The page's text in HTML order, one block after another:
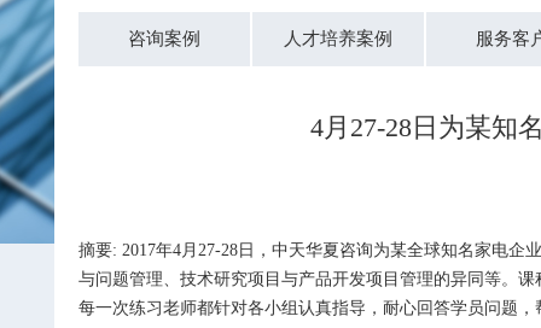
咨询案例 人才培养案例 服务客
4月27-28日为某知
摘要: 2017年4月27-28日，中天华夏咨询为某全球知名家电
与问题管理、技术研究项目与产品开发项目管理的异同等。
每一次练习老师都针对各小组认真指导，耐心回答学员问题